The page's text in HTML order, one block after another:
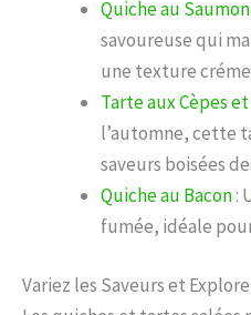
Quiche au Saumon
savoureuse qui
une texture
Tarte aux Cèpes
l’automne, cette
saveurs boisées
Quiche au Bacon:
fumée, idéale
Variez les Saveurs et